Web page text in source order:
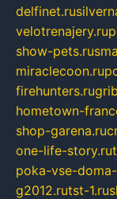
delfinet.ru
velotrenajery.ru
show-pets.ru
miraclecoon.ru
firehunters.ru
hometown-
shop-garena.ru
one-life-story.ru
poka-vse-
g2012.rutst-1.ru